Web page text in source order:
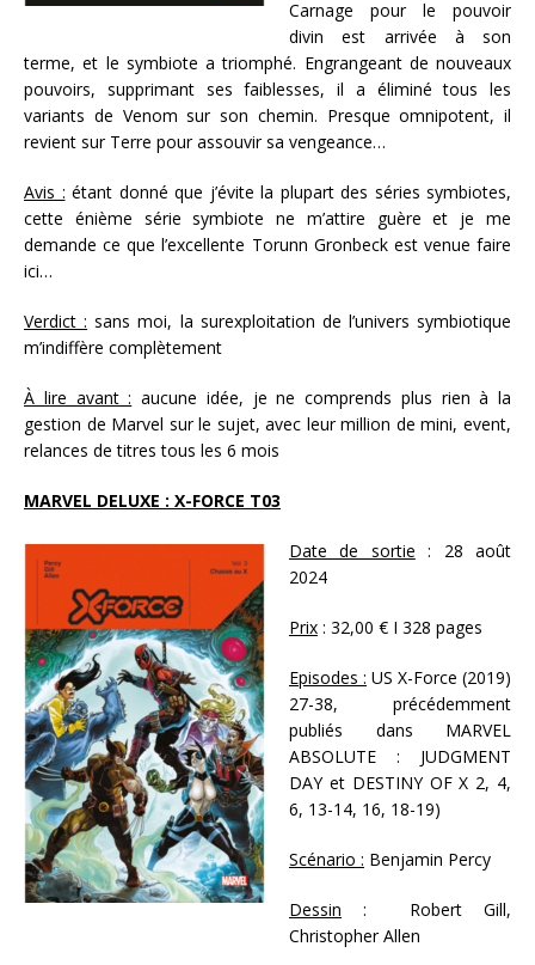
Carnage pour le pouvoir
divin est arrivée à son
terme, et le symbiote a triomphé. Engrangeant de nouveaux
pouvoirs, supprimant ses faiblesses, il a éliminé tous les
variants de Venom sur son chemin. Presque omnipotent, il
revient sur Terre pour assouvir sa vengeance…
Avis : étant donné que j’évite la plupart des séries symbiotes,
cette énième série symbiote ne m’attire guère et je me
demande ce que l’excellente Torunn Gronbeck est venue faire
ici…
Verdict : sans moi, la surexploitation de l’univers symbiotique
m’indiffère complètement
À lire avant : aucune idée, je ne comprends plus rien à la
gestion de Marvel sur le sujet, avec leur million de mini, event,
relances de titres tous les 6 mois
MARVEL DELUXE : X-FORCE T03
Date de sortie : 28 août
2024
Prix : 32,00 € I 328 pages
Episodes : US X-Force (2019)
27-38, précédemment
publiés dans MARVEL
ABSOLUTE : JUDGMENT
DAY et DESTINY OF X 2, 4,
6, 13-14, 16, 18-19)
Scénario : Benjamin Percy
Dessin : Robert Gill,
Christopher Allen